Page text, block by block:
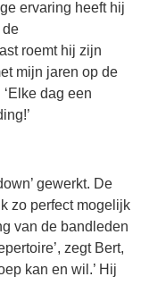
ervaring heeft hij
de
roemt hij zijn
mijn jaren op de
dag een
gewerkt. De
zo perfect mogelijk
van de bandleden
zegt Bert,
kan en wil.’ Hij